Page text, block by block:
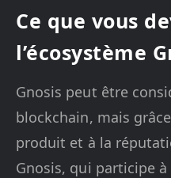
Ce que vous
l’écosystème
Gnosis peut être
blockchain, mais
produit et à la
Gnosis, qui participe